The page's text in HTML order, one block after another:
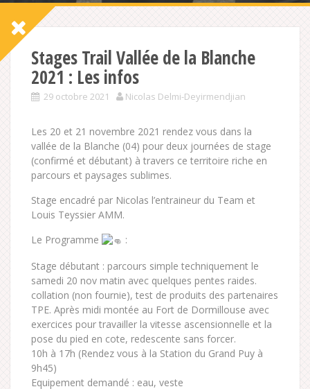
Stages Trail Vallée de la Blanche
2021 : Les infos
29 octobre 2021 Nicolas Delmi-Deyirmendjian
Les 20 et 21 novembre 2021 rendez vous dans la
vallée de la Blanche (04) pour deux journées de stage
(confirmé et débutant) à travers ce territoire riche en
parcours et paysages sublimes.
Stage encadré par Nicolas l’entraineur du Team et
Louis Teyssier AMM.
Le Programme
:
Stage débutant : parcours simple techniquement le
samedi 20 nov matin avec quelques pentes raides.
collation (non fournie), test de produits des partenaires
TPE. Après midi montée au Fort de Dormillouse avec
exercices pour travailler la vitesse ascensionnelle et la
pose du pied en cote, redescente sans forcer.
10h à 17h (Rendez vous à la Station du Grand Puy à
9h45)
Equipement demandé : eau, veste